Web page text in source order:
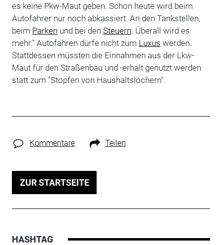
es keine Pkw-Maut geben. Schon heute wird beim
Autofahrer nur noch abkassiert. An den Tankstellen,
beim Parken und bei den Steuern: Überall wird es
mehr." Autofahren dürfe nicht zum Luxus werden.
Stattdessen müssten die Einnahmen aus der Lkw-
Maut für den Straßenbau und -erhalt genutzt werden
statt zum "Stopfen von Haushaltslöchern".
Kommentare Teilen
ZUR STARTSEITE
HASHTAG